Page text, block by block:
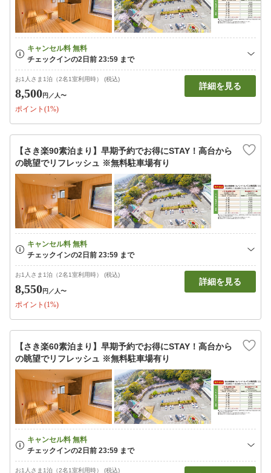
お1人さま1泊（2名1室利用時） (税込)
8,500円 ／人〜
ポイント(1%)
詳細を見る
【さき楽90素泊まり】早期予約でお得にSTAY！高台から
の眺望でリフレッシュ ※無料駐車場有り
お1人さま1泊（2名1室利用時） (税込)
8,550円 ／人〜
ポイント(1%)
詳細を見る
【さき楽60素泊まり】早期予約でお得にSTAY！高台から
の眺望でリフレッシュ ※無料駐車場有り
お1人さま1泊（2名1室利用時） (税込)